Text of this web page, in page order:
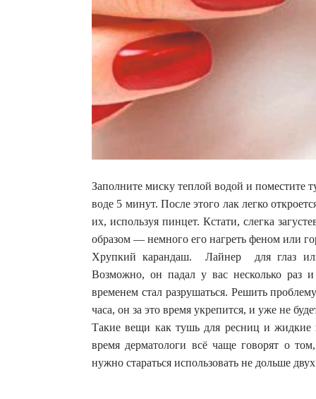
Заполните миску теплой водой и поместите
воде 5 минут. После этого лак легко
их, используя пинцет. Кстати, слегка
образом — немного его нагреть феном или
Хрупкий карандаш. Лайнер для глаз
Возможно, он падал у вас несколько раз
временем стал разрушаться. Решить
часа, он за это время укрепится, и уже не
Такие вещи как тушь для ресниц и жидкие
время дерматологи всё чаще говорят о
нужно стараться использовать не дольше